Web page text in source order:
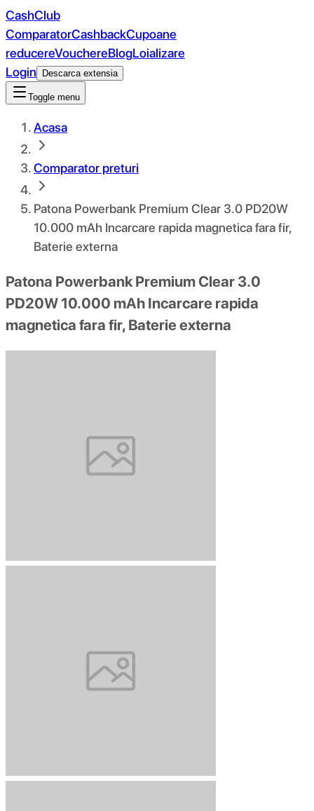
CashClub
ComparatorCashbackCupoane
reducereVouchereBlogLoializare
Login
Descarca extensia
Toggle menu
Acasa
Comparator preturi
Patona Powerbank Premium Clear 3.0 PD20W
10.000 mAh Incarcare rapida magnetica fara fir,
Baterie externa
Patona Powerbank Premium Clear 3.0
PD20W 10.000 mAh Incarcare rapida
magnetica fara fir, Baterie externa